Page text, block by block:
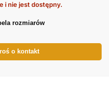
i nie jest dostępny.
rozmiarów
o kontakt